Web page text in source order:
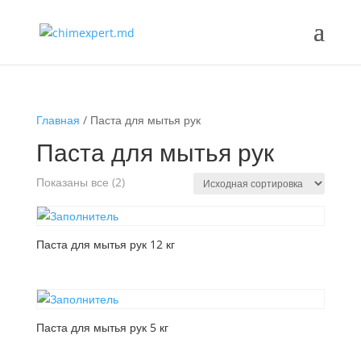
Главная / Паста для мытья рук
Паста для мытья рук
Показаны все (2)
Паста для мытья рук 12 кг
Паста для мытья рук 5 кг